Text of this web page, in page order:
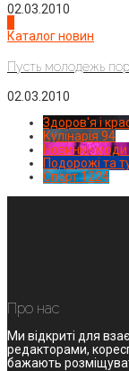
02.03.2010
Каталог новин
Пусть молодежь
02.03.2010
Здоров'я і
Кулінарія 94
Новинки моди
Подорожі та
Спорт1224
Про нас
Ми відкриті для
редакторами,
бажають